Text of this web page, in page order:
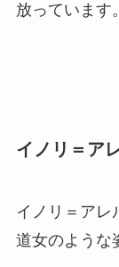
放っています。
イノリ＝ア
イノリ＝アレ
道女のような